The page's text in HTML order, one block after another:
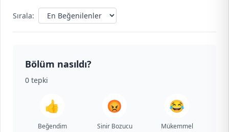
Sırala:
Bölüm nasıldı?
0 tepki
👍
Beğendim
😡
Sinir Bozucu
😂
Mükemmel